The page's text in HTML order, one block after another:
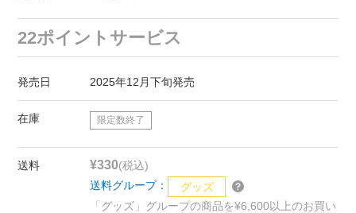
22ポイントサービス
発売日 2025年12月下旬発売
在庫 限定数終了
送料 ¥330(税込)
送料グループ：
グッズ
「グッズ」グループの商品を¥6,600以上のお買い